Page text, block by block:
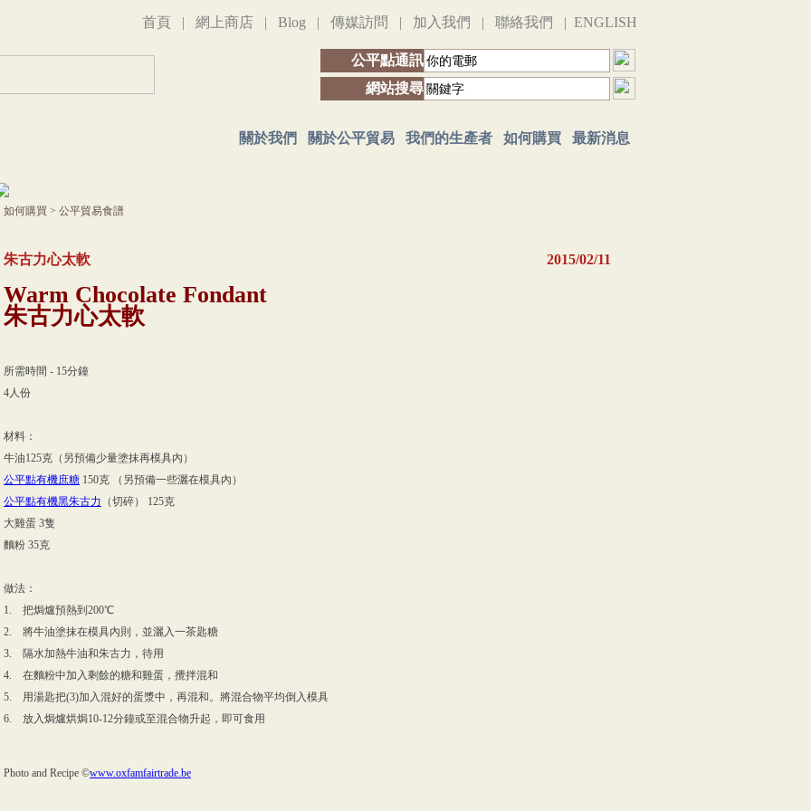
首頁 | 網上商店 | Blog | 傳媒訪問 | 加入我們 | 聯絡我們 | ENGLISH
公平點通訊
網站搜尋
關於我們 關於公平貿易 我們的生產者 如何購買 最新消息
如何購買 > 公平貿易食譜
朱古力心太軟 2015/02/11
Warm Chocolate Fondant
朱古力心太軟
所需時間 - 15分鐘
4人份
材料：
牛油125克（另預備少量塗抹再模具內）
公平點有機庶糖 150克 （另預備一些灑在模具內）
公平點有機黑朱古力 （切碎） 125克
大雞蛋 3隻
麵粉 35克
做法：
1. 把焗爐預熱到200℃
2. 將牛油塗抹在模具內則，並灑入一茶匙糖
3. 隔水加熱牛油和朱古力，待用
4. 在麵粉中加入剩餘的糖和雞蛋，攪拌混和
5. 用湯匙把(3)加入混好的蛋漿中，再混和。將混合物平均倒入模具
6. 放入焗爐烘焗10-12分鐘或至混合物升起，即可食用
Photo and Recipe ©www.oxfamfairtrade.be